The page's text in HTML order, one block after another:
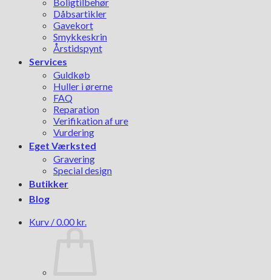
Dåbsartikler
Gavekort
Smykkeskrin
Årstidspynt
Services
Guldkøb
Huller i ørerne
FAQ
Reparation
Verifikation af ure
Vurdering
Eget Værksted
Gravering
Special design
Butikker
Blog
Kurv /0.00 kr.